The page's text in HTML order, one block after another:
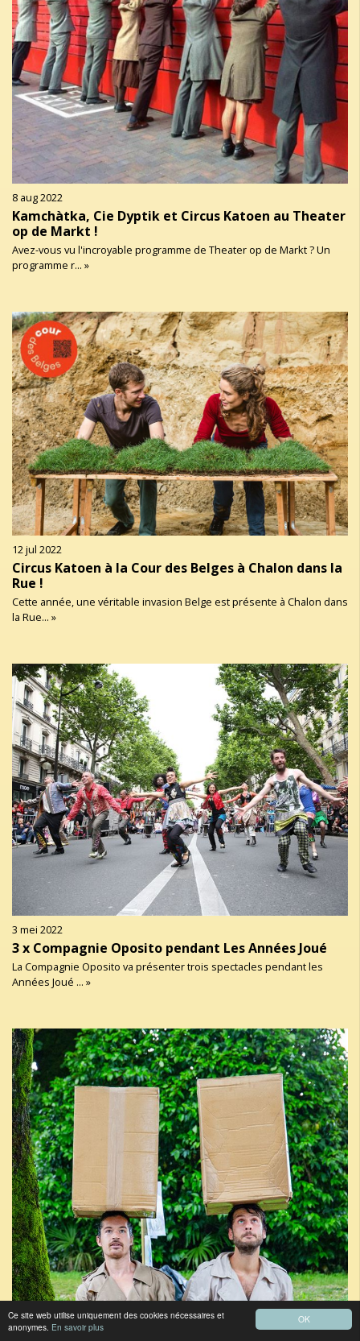
OK
Ce site web utilise uniquement des cookies nécessaires et
anonymes. En savoir plus
8 aug 2022
Kamchàtka, Cie Dyptik et Circus Katoen au Theater
op de Markt !
Avez-vous vu l'incroyable programme de Theater op de Markt ? Un
programme r... »
12 jul 2022
Circus Katoen à la Cour des Belges à Chalon dans la
Rue !
Cette année, une véritable invasion Belge est présente à Chalon dans
la Rue... »
3 mei 2022
3 x Compagnie Oposito pendant Les Années Joué
La Compagnie Oposito va présenter trois spectacles pendant les
Années Joué ... »